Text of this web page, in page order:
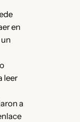
en
leer
a